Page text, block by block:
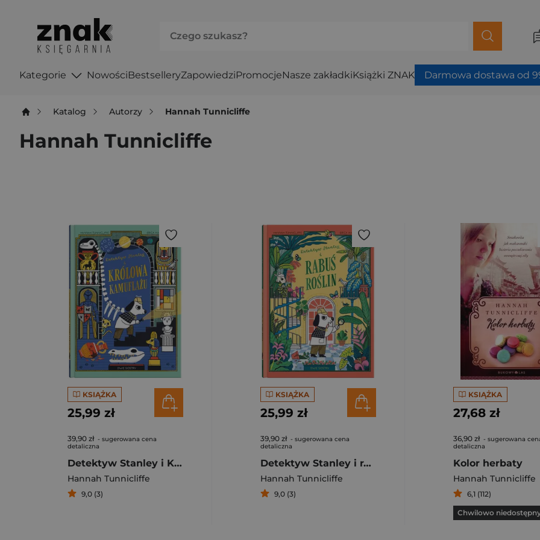
Kategorie NowościBestselleryZapowiedziPromocjeNasze zakładkiKsiążki ZNAK Darmowa dostawa od
Katalog Autorzy Hannah Tunnicliffe
Hannah Tunnicliffe
KSIĄŻKA
25,99 zł
39,90 zł - sugerowana cena
detaliczna
Detektyw Stanley i Królowa Kamuflażu
Hannah Tunnicliffe
9,0 (3)
KSIĄŻKA
25,99 zł
39,90 zł - sugerowana cena
detaliczna
Detektyw Stanley i rabuś roślin
Hannah Tunnicliffe
9,0 (3)
KSIĄŻKA
27,68 zł
36,90 zł - sugerowana
detaliczna
Kolor herbaty
Hannah Tunnicliffe
6,1 (112)
Chwilowo